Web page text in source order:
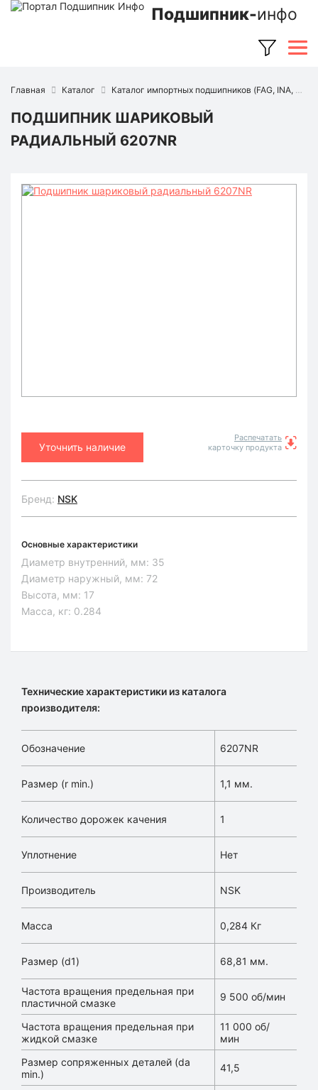
Подшипник-инфо
Главная Каталог Каталог импортных подшипников (FAG, INA, SKF, NSK, Timken и др.)
ПОДШИПНИК ШАРИКОВЫЙ
РАДИАЛЬНЫЙ 6207NR
Уточнить наличие
Распечатать
карточку продукта
Бренд: NSK
Основные характеристики
Диаметр внутренний, мм: 35
Диаметр наружный, мм: 72
Высота, мм: 17
Масса, кг: 0.284
Технические характеристики из каталога
производителя:
Обозначение 6207NR
Размер (r min.) 1,1 мм.
Количество дорожек качения 1
Уплотнение Нет
Производитель NSK
Масса 0,284 Кг
Размер (d1) 68,81 мм.
Частота вращения предельная при
пластичной смазке
9 500 об/мин
Частота вращения предельная при
жидкой смазке
11 000 об/
мин
Размер сопряженных деталей (da
min.)
41,5